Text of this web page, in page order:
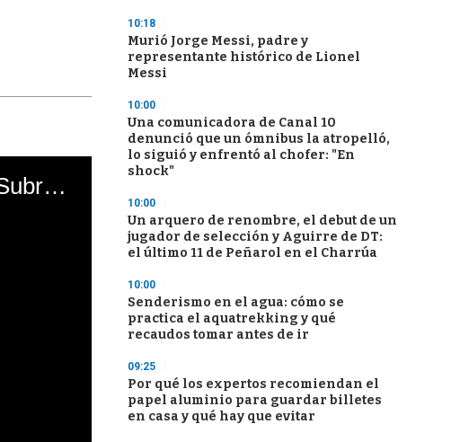
El mal momento de Yanina Gasañol con un hincha argentino en "Subrayado"
10:18
Murió Jorge Messi, padre y
representante histórico de Lionel
Messi
10:00
Una comunicadora de Canal 10
denunció que un ómnibus la atropelló,
lo siguió y enfrentó al chofer: "En
shock"
10:00
Un arquero de renombre, el debut de un
jugador de selección y Aguirre de DT:
el último 11 de Peñarol en el Charrúa
10:00
Senderismo en el agua: cómo se
practica el aquatrekking y qué
recaudos tomar antes de ir
09:25
Por qué los expertos recomiendan el
papel aluminio para guardar billetes
en casa y qué hay que evitar